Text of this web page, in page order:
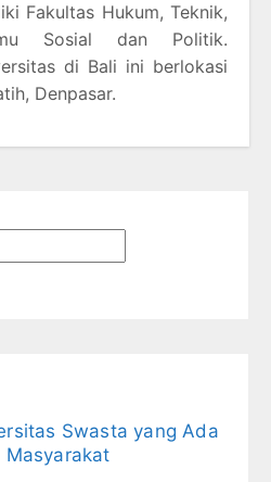
Fakultas Hukum, Teknik,
Sosial dan Politik.
di Bali ini berlokasi
Denpasar.
Swasta yang Ada
Masyarakat